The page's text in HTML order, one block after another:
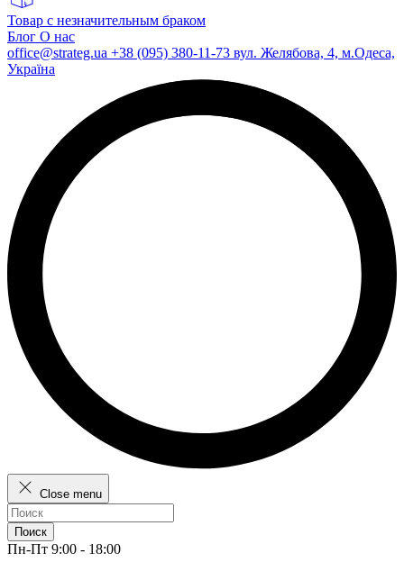
Товар с незначительным браком
Блог О нас
office@strateg.ua +38 (095) 380-11-73 вул. Желябова, 4, м.Одеса,
Україна
Close menu
Поиск
Пн-Пт 9:00 - 18:00